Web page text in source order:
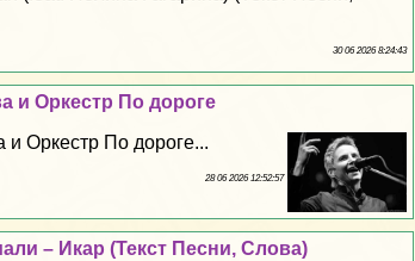
30 06 2026 8:24:43
и Оркестр По дороге
и Оркестр По дороге...
28 06 2026 12:52:57
– Икар (Текст Песни, Слова)